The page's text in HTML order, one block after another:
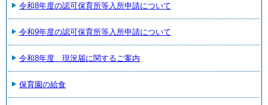
令和8年度の認可保育所等入所申請について
令和9年度の認可保育所等入所申請について
令和8年度 現況届に関するご案内
保育園の給食